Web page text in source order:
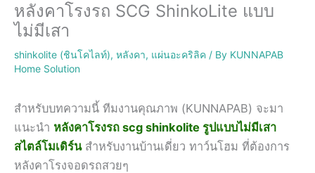
หลังคาโรงรถ SCG ShinkoLite แบบ
ไม่มีเสา
shinkolite (ชินโคไลท์), หลังคา, แผ่นอะคริลิค / By KUNNAPAB
Home Solution
สำหรับบทความนี้ ทีมงานคุณภาพ (KUNNAPAB) จะมา
แนะนำ หลังคาโรงรถ scg shinkolite รูปแบบไม่มีเสา
สไตล์โมเดิร์นสำหรับงานบ้านเดี่ยว ทาว์นโฮม ที่ต้องการ
หลังคาโรงจอดรถสวยๆ